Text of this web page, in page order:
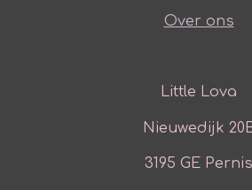
Over ons
Little Lova
Nieuwedijk
3195 GE Pernis